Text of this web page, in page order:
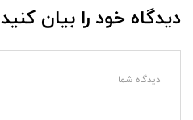
دیدگاه خود را بیان کنید